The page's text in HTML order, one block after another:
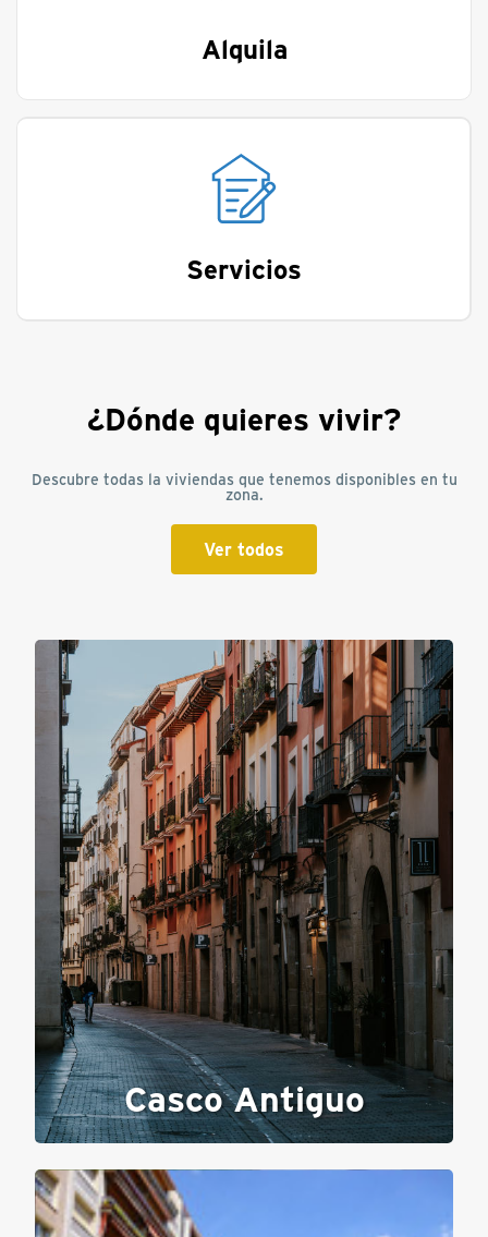
Alquila
Servicios
¿Dónde quieres vivir?
Descubre todas la viviendas que tenemos disponibles en tu
zona.
Ver todos
Casco Antiguo